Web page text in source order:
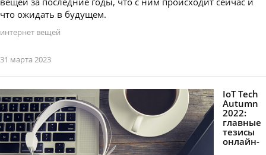
что ожидать в будущем.
интернет вещей
31 марта 2023
IoT Tech
Autumn
2022:
главные
тезисы
онлайн-